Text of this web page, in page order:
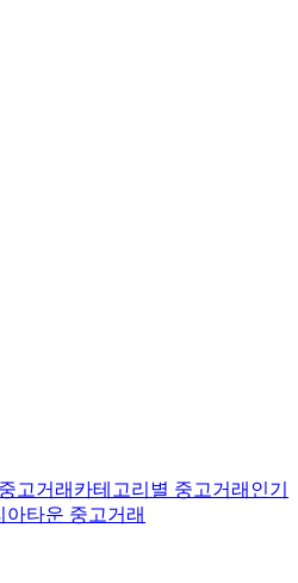
고거래 카테고리별 중고거래 인기
아타운 중고거래